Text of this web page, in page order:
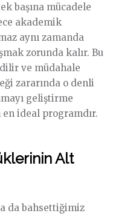
başına mücadele
akademik
aynı zamanda
zorunda kalır. Bu
ve müdahale
zararında o denli
geliştirme
ideal programdır.
Alt
da bahsettiğimiz